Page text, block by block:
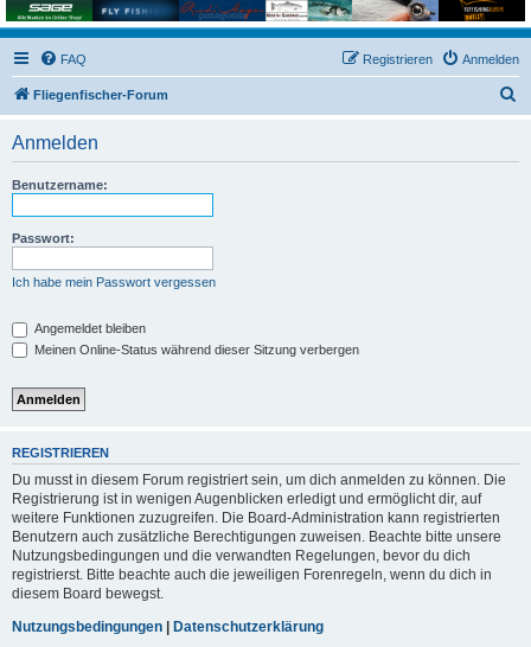
FAQ Anmelden
Registrieren
Fliegenfischer-Forum
Anmelden
Benutzername:
Passwort:
Ich habe mein Passwort vergessen
Angemeldet bleiben
Meinen Online-Status während dieser Sitzung verbergen
REGISTRIEREN
Du musst in diesem Forum registriert sein, um dich anmelden zu können. Die
Registrierung ist in wenigen Augenblicken erledigt und ermöglicht dir, auf
weitere Funktionen zuzugreifen. Die Board-Administration kann registrierten
Benutzern auch zusätzliche Berechtigungen zuweisen. Beachte bitte unsere
Nutzungsbedingungen und die verwandten Regelungen, bevor du dich
registrierst. Bitte beachte auch die jeweiligen Forenregeln, wenn du dich in
diesem Board bewegst.
Nutzungsbedingungen
Datenschutzerklärung